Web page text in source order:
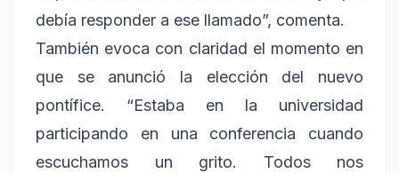
debía responder a ese llamado”, comenta.
También evoca con claridad el momento en
que se anunció la elección del nuevo
pontífice. “Estaba en la universidad
participando en una conferencia cuando
escuchamos un grito. Todos nos